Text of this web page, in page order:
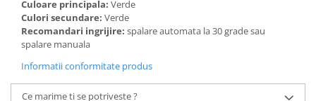
Culoare principala: Verde
Culori secundare: Verde
Recomandari ingrijire: spalare automata la 30 grade sau
spalare manuala
Informatii conformitate produs
Ce marime ti se potriveste ?